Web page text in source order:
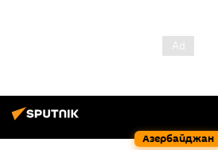
Азербайджан